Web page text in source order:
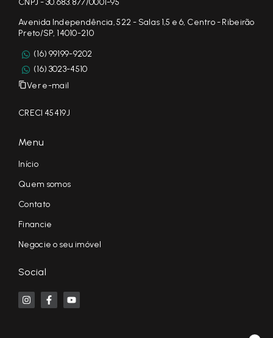
CNPJ - 30.683.877/0001-95
Avenida Independência, 522 - Salas 1,5 e 6, Centro - Ribeirão
Preto/SP, 14010-210
(16) 99199-9202
(16) 3023-4510
Ver e-mail
CRECI 45419J
Menu
Início
Quem somos
Contato
Financie
Negocie o seu imóvel
Social